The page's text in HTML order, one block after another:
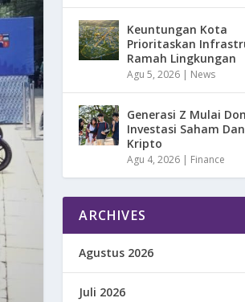
Keuntungan Kota
Prioritaskan
Ramah Lingkungan
Agu 5, 2026 | News
Generasi Z Mulai
Investasi Saham Dan
Kripto
Agu 4, 2026 | Finance
ARCHIVES
Agustus 2026
Juli 2026